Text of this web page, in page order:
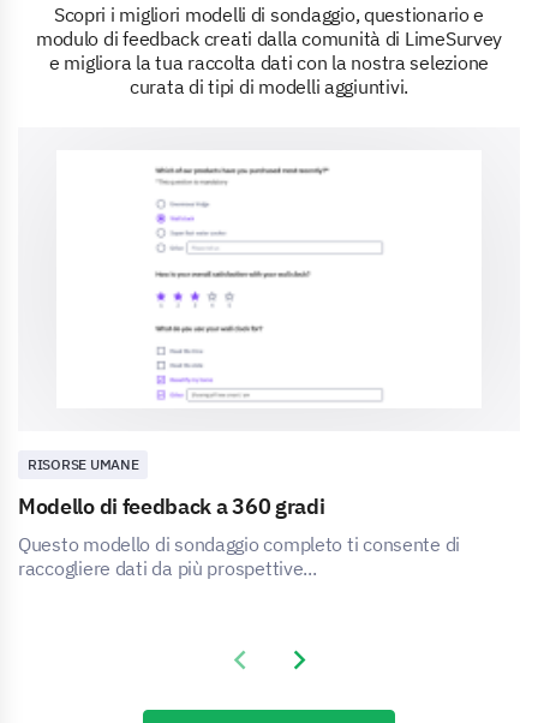
Scopri i migliori modelli di sondaggio, questionario e
modulo di feedback creati dalla comunità di LimeSurvey
e migliora la tua raccolta dati con la nostra selezione
curata di tipi di modelli aggiuntivi.
RISORSE UMANE
Modello di feedback a 360 gradi
Questo modello di sondaggio completo ti consente di
raccogliere dati da più prospettive...
Previous slide
Next slide